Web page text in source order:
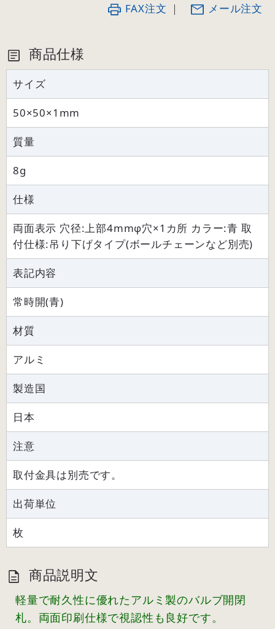
FAX注文 ｜ メール注文
商品仕様
サイズ
50×50×1mm
質量
8g
仕様
両面表示 穴径:上部4mmφ穴×1カ所 カラー:青 取
付仕様:吊り下げタイプ(ボールチェーンなど別売)
表記内容
常時開(青)
材質
アルミ
製造国
日本
注意
取付金具は別売です。
出荷単位
枚
商品説明文
軽量で耐久性に優れたアルミ製のバルブ開閉
札。両面印刷仕様で視認性も良好です。